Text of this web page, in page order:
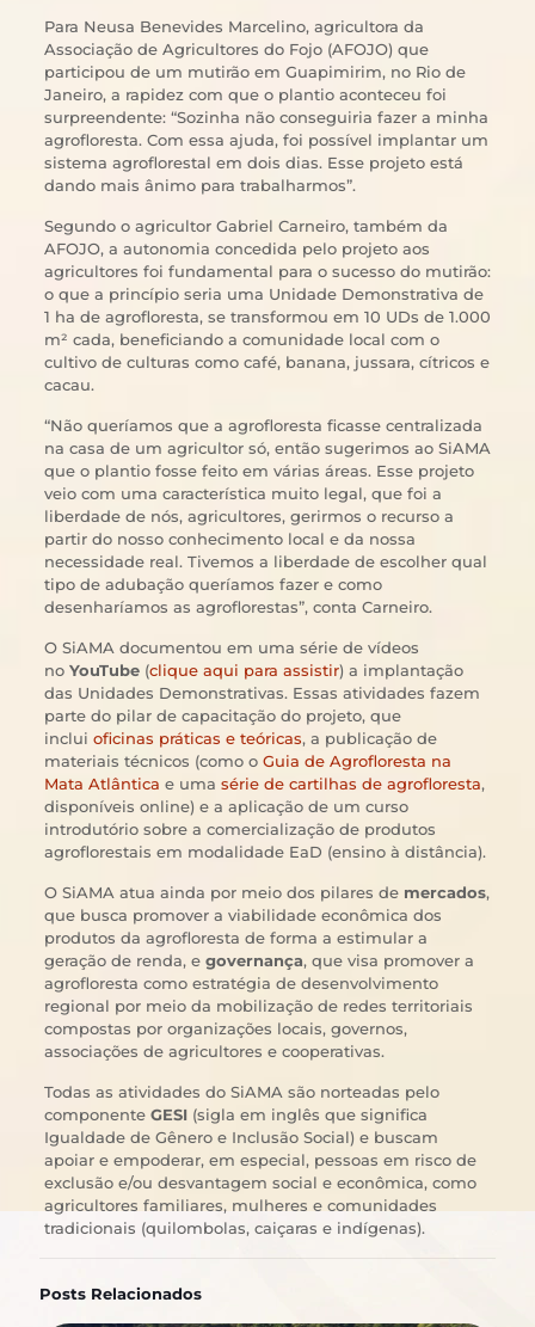
Para Neusa Benevides Marcelino, agricultora da
Associação de Agricultores do Fojo (AFOJO) que
participou de um mutirão em Guapimirim, no Rio de
Janeiro, a rapidez com que o plantio aconteceu foi
surpreendente: “Sozinha não conseguiria fazer a minha
agrofloresta. Com essa ajuda, foi possível implantar um
sistema agroflorestal em dois dias. Esse projeto está
dando mais ânimo para trabalharmos”.
Segundo o agricultor Gabriel Carneiro, também da
AFOJO, a autonomia concedida pelo projeto aos
agricultores foi fundamental para o sucesso do mutirão:
o que a princípio seria uma Unidade Demonstrativa de
1 ha de agrofloresta, se transformou em 10 UDs de 1.000
m² cada, beneficiando a comunidade local com o
cultivo de culturas como café, banana, jussara, cítricos e
cacau.
“Não queríamos que a agrofloresta ficasse centralizada
na casa de um agricultor só, então sugerimos ao SiAMA
que o plantio fosse feito em várias áreas. Esse projeto
veio com uma característica muito legal, que foi a
liberdade de nós, agricultores, gerirmos o recurso a
partir do nosso conhecimento local e da nossa
necessidade real. Tivemos a liberdade de escolher qual
tipo de adubação queríamos fazer e como
desenharíamos as agroflorestas”, conta Carneiro.
O SiAMA documentou em uma série de vídeos
no YouTube(clique aqui para assistir) a implantação
das Unidades Demonstrativas. Essas atividades fazem
parte do pilar de capacitação do projeto, que
inclui oficinas práticas e teóricas, a publicação de
materiais técnicos (como o Guia de Agrofloresta na
Mata Atlântica e uma série de cartilhas de agrofloresta,
disponíveis online) e a aplicação de um curso
introdutório sobre a comercialização de produtos
agroflorestais em modalidade EaD (ensino à distância).
O SiAMA atua ainda por meio dos pilares de mercados,
que busca promover a viabilidade econômica dos
produtos da agrofloresta de forma a estimular a
geração de renda, e governança, que visa promover a
agrofloresta como estratégia de desenvolvimento
regional por meio da mobilização de redes territoriais
compostas por organizações locais, governos,
associações de agricultores e cooperativas.
Todas as atividades do SiAMA são norteadas pelo
componente GESI(sigla em inglês que significa
Igualdade de Gênero e Inclusão Social) e buscam
apoiar e empoderar, em especial, pessoas em risco de
exclusão e/ou desvantagem social e econômica, como
agricultores familiares, mulheres e comunidades
tradicionais (quilombolas, caiçaras e indígenas).
Posts Relacionados